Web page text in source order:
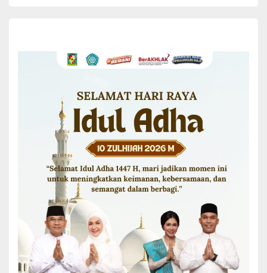
Menurut Ratnawati, kedepan TP PKK Kabupaten Simalungun yang
dipimpinya akan terus melakukan upaya dalam pencegahan
terutama yang berkaitan dengan peningkatan gizi anak.
Kegiatan itu diikuti sebanyak 100 orang peserta dari para pendidik
PAUD, Tim Penggerak PKK, Kader Posyandu dan anggota
organisasi perempuan. Warkshop dilaksanakan dalam dua
kegiatan yaitu pembekalan berupa penyampaian materi interaktif
dan praktik pengolahan makanan berbahan dasar tempe.
Sebelumnya Manajer Unit Pengelolaan Pengetahuan dan
Dukungan Kebijakan SEAMEO RECFON dr Grace Wangge PHd
dalam sambutanya antara lain menyampaikan bahwa peran ibu-
ibu PAUD sangat penting dalam pencegahan stunting, untuk itu
diharapkan berikanlah edukasi kepada anak-anak, orang tua
tentang pemberberian makanan bergizi dan sehat.